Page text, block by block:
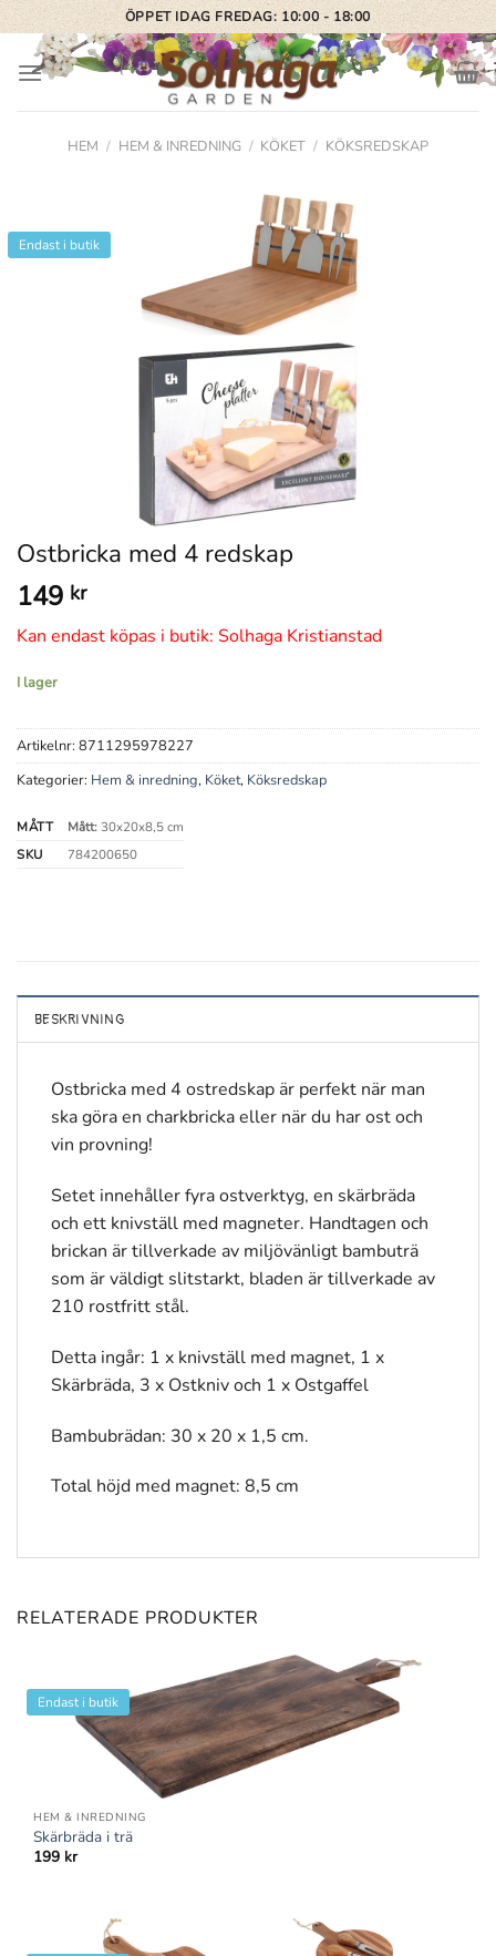
Skip
to
content
ÖPPET IDAG FREDAG: 10:00 - 18:00
HEM / HEM & INREDNING / KÖKET / KÖKSREDSKAP
Endast i butik
Ostbricka med 4 redskap
149 kr
Kan endast köpas i butik: Solhaga Kristianstad
I lager
Artikelnr: 8711295978227
Kategorier: Hem & inredning, Köket, Köksredskap
MÅTT Mått:30x20x8,5 cm
SKU
784200650
BESKRIVNING
Ostbricka med 4 ostredskap är perfekt när man
ska göra en charkbricka eller när du har ost och
vin provning!
Setet innehåller fyra ostverktyg, en skärbräda
och ett knivställ med magneter. Handtagen och
brickan är tillverkade av miljövänligt bambuträ
som är väldigt slitstarkt, bladen är tillverkade av
210 rostfritt stål.
Detta ingår: 1 x knivställ med magnet, 1 x
Skärbräda, 3 x Ostkniv och 1 x Ostgaffel
Bambubrädan: 30 x 20 x 1,5 cm.
Total höjd med magnet: 8,5 cm
RELATERADE PRODUKTER
Endast i butik
HEM & INREDNING
Skärbräda i trä
199 kr